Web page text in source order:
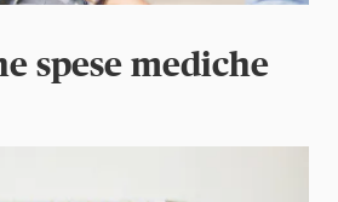
spese mediche